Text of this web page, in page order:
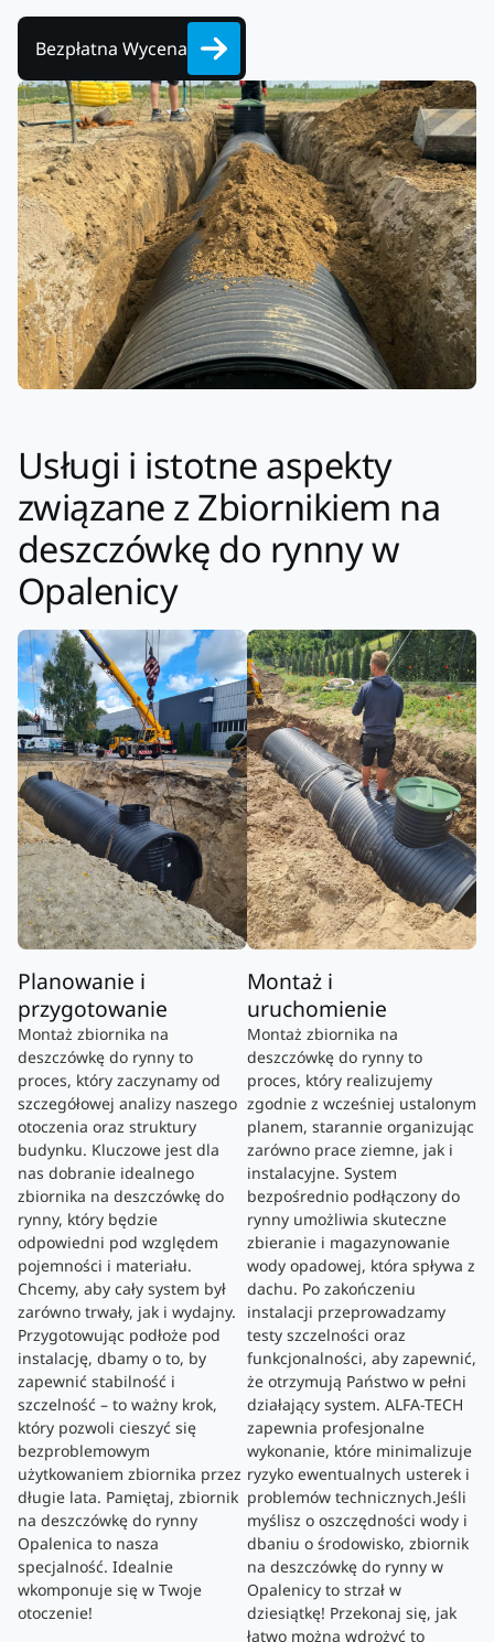
Bezpłatna Wycena
Usługi i istotne aspekty
związane z Zbiornikiem na
deszczówkę do rynny w
Opalenicy
Planowanie i
przygotowanie
Montaż zbiornika na
deszczówkę do rynny to
proces, który zaczynamy od
szczegółowej analizy naszego
otoczenia oraz struktury
budynku. Kluczowe jest dla
nas dobranie idealnego
zbiornika na deszczówkę do
rynny, który będzie
odpowiedni pod względem
pojemności i materiału.
Chcemy, aby cały system był
zarówno trwały, jak i wydajny.
Przygotowując podłoże pod
instalację, dbamy o to, by
zapewnić stabilność i
szczelność – to ważny krok,
który pozwoli cieszyć się
bezproblemowym
użytkowaniem zbiornika przez
długie lata. Pamiętaj, zbiornik
na deszczówkę do rynny
Opalenica to nasza
specjalność. Idealnie
wkomponuje się w Twoje
otoczenie!
Montaż i
uruchomienie
Montaż zbiornika na
deszczówkę do rynny to
proces, który realizujemy
zgodnie z wcześniej ustalonym
planem, starannie organizując
zarówno prace ziemne, jak i
instalacyjne. System
bezpośrednio podłączony do
rynny umożliwia skuteczne
zbieranie i magazynowanie
wody opadowej, która spływa z
dachu. Po zakończeniu
instalacji przeprowadzamy
testy szczelności oraz
funkcjonalności, aby zapewnić,
że otrzymują Państwo w pełni
działający system. ALFA-TECH
zapewnia profesjonalne
wykonanie, które minimalizuje
ryzyko ewentualnych usterek i
problemów technicznych.Jeśli
myślisz o oszczędności wody i
dbaniu o środowisko, zbiornik
na deszczówkę do rynny w
Opalenicy to strzał w
dziesiątkę! Przekonaj się, jak
łatwo można wdrożyć to